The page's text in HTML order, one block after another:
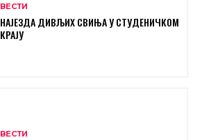
ВЕСТИ
НАЈЕЗДА ДИВЉИХ СВИЊА У СТУДЕНИЧКОМ
КРАЈУ
ВЕСТИ